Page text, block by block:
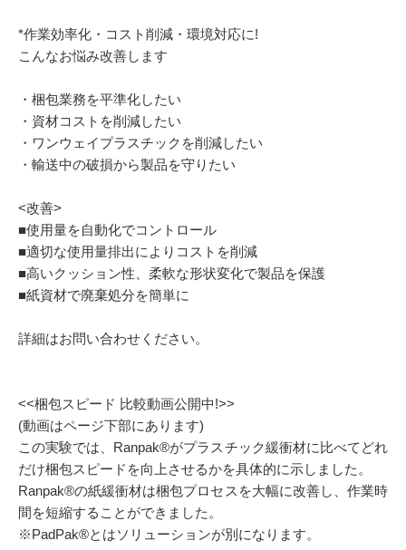
*作業効率化・コスト削減・環境対応に!
こんなお悩み改善します
・梱包業務を平準化したい
・資材コストを削減したい
・ワンウェイプラスチックを削減したい
・輸送中の破損から製品を守りたい
<改善>
■使用量を自動化でコントロール
■適切な使用量排出によりコストを削減
■高いクッション性、柔軟な形状変化で製品を保護
■紙資材で廃棄処分を簡単に
詳細はお問い合わせください。
<<梱包スピード 比較動画公開中!>>
(動画はページ下部にあります)
この実験では、Ranpak®がプラスチック緩衝材に比べてどれ
だけ梱包スピードを向上させるかを具体的に示しました。
Ranpak®の紙緩衝材は梱包プロセスを大幅に改善し、作業時
間を短縮することができました。
※PadPak®とはソリューションが別になります。